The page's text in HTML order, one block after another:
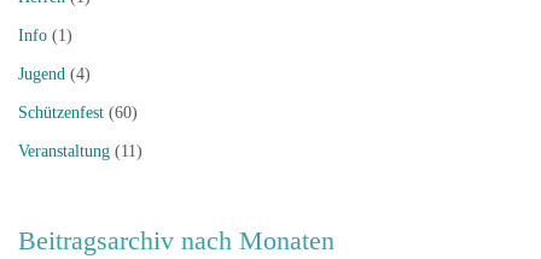
Info (1)
Jugend (4)
Schützenfest (60)
Veranstaltung (11)
Beitragsarchiv nach Monaten